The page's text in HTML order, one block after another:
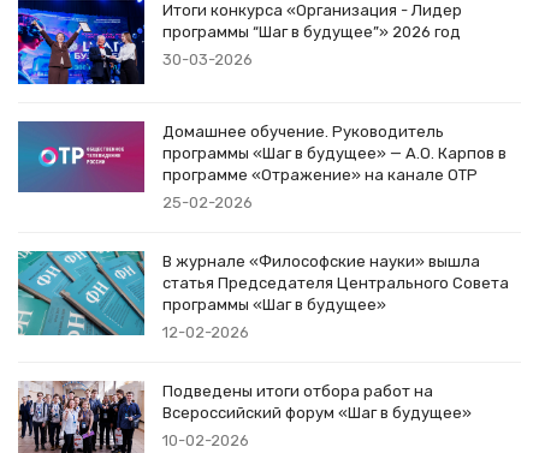
Итоги конкурса «Организация - Лидер
программы “Шаг в будущее”» 2026 год
30-03-2026
Домашнее обучение. Руководитель
программы «Шаг в будущее» — А.О. Карпов в
программе «Отражение» на канале ОТР
25-02-2026
В журнале «Философские науки» вышла
статья Председателя Центрального Совета
программы «Шаг в будущее»
12-02-2026
Подведены итоги отбора работ на
Всероссийский форум «Шаг в будущее»
10-02-2026